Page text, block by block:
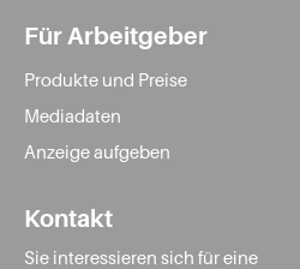
Für Arbeitgeber
Produkte und Preise
Mediadaten
Anzeige aufgeben
Kontakt
Sie interessieren sich für eine